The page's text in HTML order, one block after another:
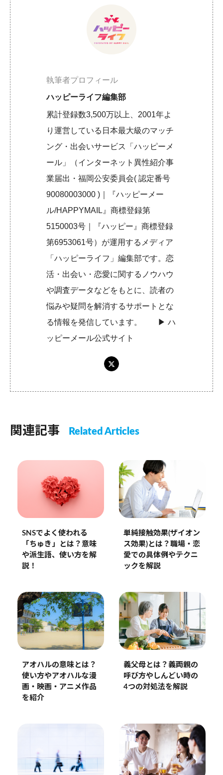
執筆者プロフィール
ハッピーライフ編集部
累計登録数3,500万以上、2001年よ
り運営している日本最大級のマッチ
ング・出会いサービス「ハッピーメ
ール」（インターネット異性紹介事
業届出・福岡公安委員会( 認定番号
90080003000 )｜『ハッピーメー
ル/HAPPYMAIL』商標登録第
5150003号｜『ハッピー』商標登録
第6953061号）が運用するメディア
「ハッピーライフ」編集部です。恋
活・出会い・恋愛に関するノウハウ
や調査データなどをもとに、読者の
悩みや疑問を解消するサポートとな
る情報を発信しています。 ▶︎ハ
ッピーメール公式サイト
関連記事 Related Articles
SNSでよく使われる
「ちゅき」とは？意味
や派生語、使い方を解
説！
単純接触効果(ザイオン
ス効果)とは？職場・恋
愛での具体例やテクニ
ックを解説
アオハルの意味とは？
使い方やアオハルな漫
画・映画・アニメ作品
を紹介
義父母とは？義両親の
呼び方やしんどい時の
4つの対処法を解説